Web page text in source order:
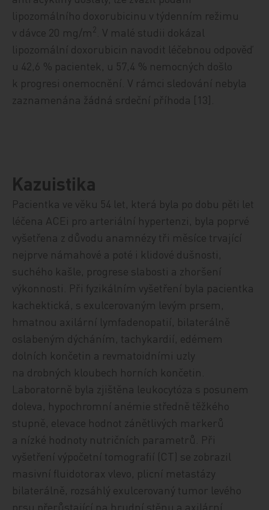
lipozomálního doxorubicinu v týdenním režimu
v dávce 20 mg/m 2
. V malé studii dokázal
lipozomální doxorubicin navodit léčebnou odpověď
u 42,6 % pacientek, u 57,4 % nemocných došlo
k progresi onemocnění. V rámci sledování nebyla
zaznamenána žádná srdeční příhoda [13].
Kazuistika
Pacientka ve věku 54 let, která byla po dobu pěti let
léčena ACEi pro arteriální hypertenzi, byla poprvé
vyšetřena z důvodu anamnézy tři měsíce trvající
nejprve námahové a poté i klidové dušnosti,
suchého kašle, progrese slabosti a zhoršení
výkonnosti. Při fyzikálním vyšetření byla pacientka
kachektická, s exulcerovaným levým prsem,
hmatnou axilární lymfadenopatií, bilaterálně
oslabeným dýcháním, tachykardií, edémem
dolních končetin a revmatoidními uzly
na drobných kloubech horních končetin.
Laboratorně byla zjištěna leukocytóza s posunem
doleva, hypochromní anémie středně těžkého
stupně, elevace hodnot zánětlivých markerů
a nízké hodnoty nutričních parametrů. Při
vyšetření výpočetní tomografií (CT) se zobrazil
masivní fluidotorax vlevo, plicní metastázy
bilaterálně, rozsáhlý exulcerovaný tumor levého
prsu přerůstající na hrudní stěnu a axilární